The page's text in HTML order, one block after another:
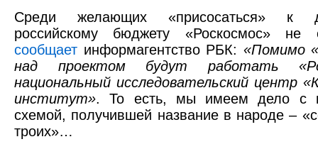
Среди желающих «присосаться» к
российскому бюджету «Роскосмос» не
сообщает информагентство РБК: «Помимо
над проектом будут работать
национальный исследовательский центр
институт». То есть, мы имеем дело с
схемой, получившей название в народе –
троих»…